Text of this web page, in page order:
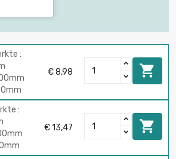
:
€ 8,98 
:
€ 13,47 